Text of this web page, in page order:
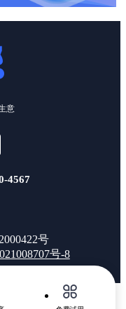
意
4567
号
号-8